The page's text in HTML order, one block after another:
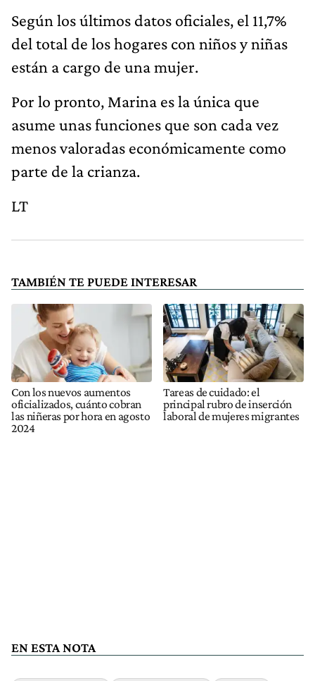
Según los últimos datos oficiales, el 11,7%
del total de los hogares con niños y niñas
están a cargo de una mujer.
Por lo pronto, Marina es la única que
asume unas funciones que son cada vez
menos valoradas económicamente como
parte de la crianza.
LT
TAMBIÉN TE PUEDE INTERESAR
Con los nuevos aumentos
oficializados, cuánto cobran
las niñeras por hora en agosto
2024
Tareas de cuidado: el
principal rubro de inserción
laboral de mujeres migrantes
EN ESTA NOTA